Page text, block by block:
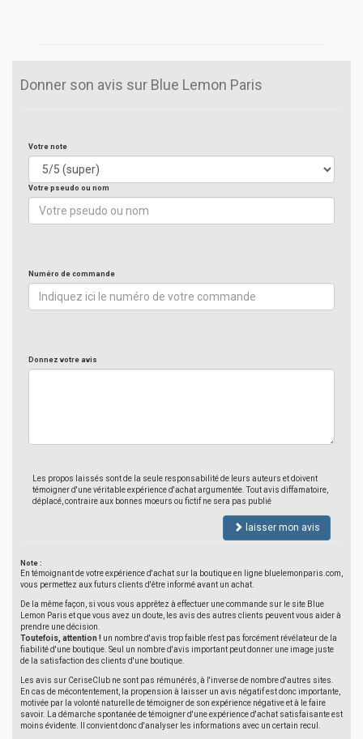
Donner son avis sur Blue Lemon Paris
Votre note
Votre pseudo ou nom
Numéro de commande
Donnez votre avis
Les propos laissés sont de la seule responsabilité de leurs auteurs et doivent
témoigner d'une véritable expérience d'achat argumentée. Tout avis diffamatoire,
déplacé, contraire aux bonnes moeurs ou fictif ne sera pas publié
laisser mon avis
Note :
En témoignant de votre expérience d'achat sur la boutique en ligne bluelemonparis.com,
vous permettez aux futurs clients d'être informé avant un achat.
De la même façon, si vous vous apprêtez à effectuer une commande sur le site Blue
Lemon Paris et que vous avez un doute, les avis des autres clients peuvent vous aider à
prendre une décision.
Toutefois, attention ! un nombre d'avis trop faible n'est pas forcément révélateur de la
fiabilité d'une boutique. Seul un nombre d'avis important peut donner une image juste
de la satisfaction des clients d'une boutique.
Les avis sur CeriseClub ne sont pas rémunérés, à l'inverse de nombre d'autres sites.
En cas de mécontentement, la propension à laisser un avis négatif est donc importante,
motivée par la volonté naturelle de témoigner de son expérience négative et à le faire
savoir. La démarche spontanée de témoigner d'une expérience d'achat satisfaisante est
moins évidente. Il convient donc d'analyser les informations avec un certain recul.